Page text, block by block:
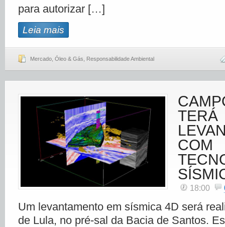
para autorizar […]
Leia mais
Mercado Óleo & Gás Responsabilidade Ambiental
TERÁ
COM
18:00
Um levantamento em sísmica 4D será
de Lula, no pré-sal da Bacia de Santos.